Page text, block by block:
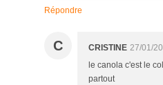
Répondre
C CRISTINE 27/01/
le canola c'est le
partout